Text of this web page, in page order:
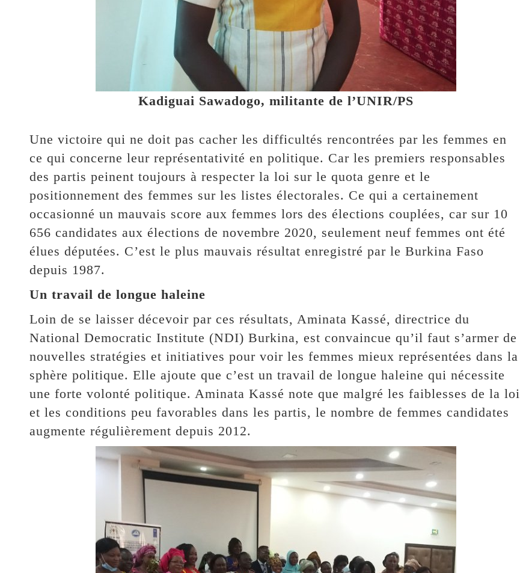
Kadiguai Sawadogo, militante de l’UNIR/PS
Une victoire qui ne doit pas cacher les difficultés rencontrées par les femmes en
ce qui concerne leur représentativité en politique. Car les premiers responsables
des partis peinent toujours à respecter la loi sur le quota genre et le
positionnement des femmes sur les listes électorales. Ce qui a certainement
occasionné un mauvais score aux femmes lors des élections couplées, car sur 10
656 candidates aux élections de novembre 2020, seulement neuf femmes ont été
élues députées. C’est le plus mauvais résultat enregistré par le Burkina Faso
depuis 1987.
Un travail de longue haleine
Loin de se laisser décevoir par ces résultats, Aminata Kassé, directrice du
National Democratic Institute (NDI) Burkina, est convaincue qu’il faut s’armer de
nouvelles stratégies et initiatives pour voir les femmes mieux représentées dans la
sphère politique. Elle ajoute que c’est un travail de longue haleine qui nécessite
une forte volonté politique. Aminata Kassé note que malgré les faiblesses de la loi
et les conditions peu favorables dans les partis, le nombre de femmes candidates
augmente régulièrement depuis 2012.